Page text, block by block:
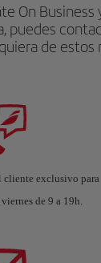
On Business
puedes
de estos
cliente exclusivo para
de 9 a 19h.